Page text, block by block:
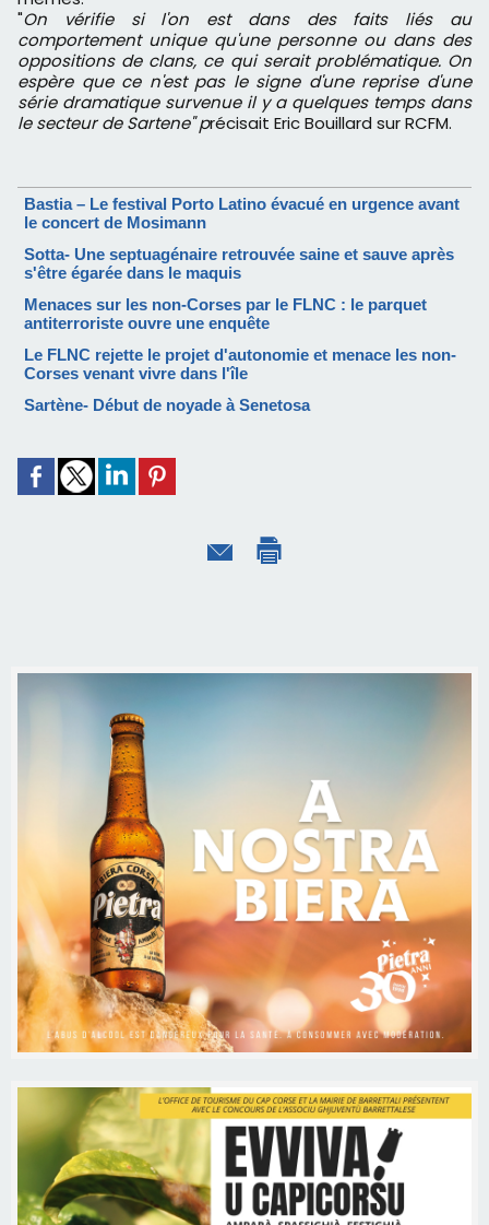
"On vérifie si l'on est dans des faits liés au
comportement unique qu'une personne ou dans des
oppositions de clans, ce qui serait problématique. On
espère que ce n'est pas le signe d'une reprise d'une
série dramatique survenue il y a quelques temps dans
le secteur de Sartene" précisait Eric Bouillard sur RCFM.
Bastia – Le festival Porto Latino évacué en urgence avant
le concert de Mosimann
Sotta- Une septuagénaire retrouvée saine et sauve après
s'être égarée dans le maquis
Menaces sur les non-Corses par le FLNC : le parquet
antiterroriste ouvre une enquête
Le FLNC rejette le projet d'autonomie et menace les non-
Corses venant vivre dans l'île
Sartène- Début de noyade à Senetosa